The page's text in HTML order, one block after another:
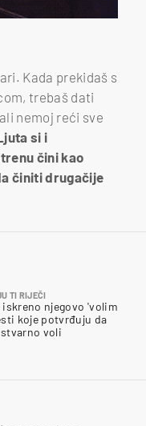
Kada prekidaš s
trebaš dati
nemoj reći sve
si i
čini kao
činiti drugačije
TI RIJEČI
iskreno njegovo 'volim
koje potvrđuju da
voli